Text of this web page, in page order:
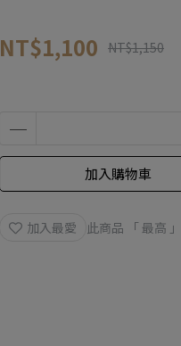
NT$1,100 NT$1,150
加入購物車
加入最愛 此商品 「 最高